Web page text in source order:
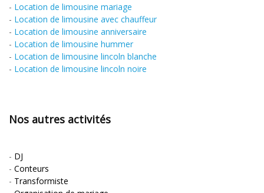
- Location de limousine mariage
- Location de limousine avec chauffeur
- Location de limousine anniversaire
- Location de limousine hummer
- Location de limousine lincoln blanche
- Location de limousine lincoln noire
Nos autres activités
- DJ
- Conteurs
- Transformiste